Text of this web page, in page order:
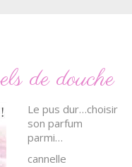
de douche
Le pus dur…choisir
son parfum
parmi…
cannelle